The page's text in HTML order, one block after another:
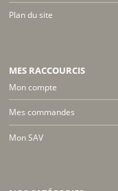
Plan du site
MES RACCOURCIS
Mon compte
Mes commandes
Mon SAV